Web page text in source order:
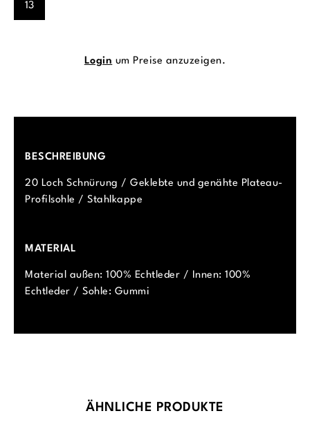
13
Login um Preise anzuzeigen.
BESCHREIBUNG
20 Loch Schnürung / Geklebte und genähte Plateau-
Profilsohle / Stahlkappe
MATERIAL
Material außen: 100% Echtleder / Innen: 100%
Echtleder / Sohle: Gummi
Produktgalerie überspringen
ÄHNLICHE PRODUKTE